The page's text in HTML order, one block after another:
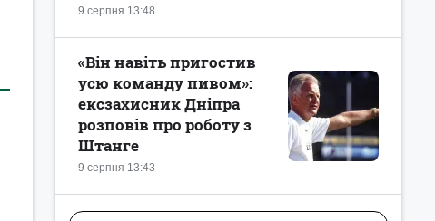
9 серпня 13:48
9 серпня 13:43
«Він навіть пригостив
усю команду пивом»:
ексзахисник Дніпра
розповів про роботу з
Штанге